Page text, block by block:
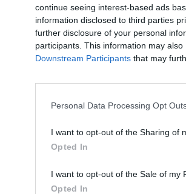
continue seeing interest-based ads
information disclosed to third parties
further disclosure of your personal
participants. This information may
Downstream Participants that may
Personal Data Processing Opt
I want to opt-out of the Sharing of
Opted In
I want to opt-out of the Sale of my
Opted In
Elfelejtette a